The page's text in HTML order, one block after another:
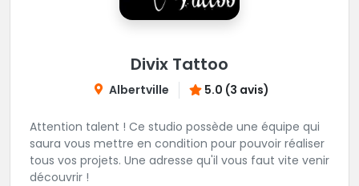
Divix Tattoo
Albertville 5.0 (3 avis)
Attention talent ! Ce studio possède une équipe qui
saura vous mettre en condition pour pouvoir réaliser
tous vos projets. Une adresse qu'il vous faut vite venir
découvrir !